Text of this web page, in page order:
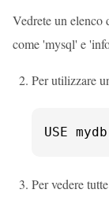
Vedrete un elenco
come 'mysql' e
Per utilizzare
USE
Per vedere